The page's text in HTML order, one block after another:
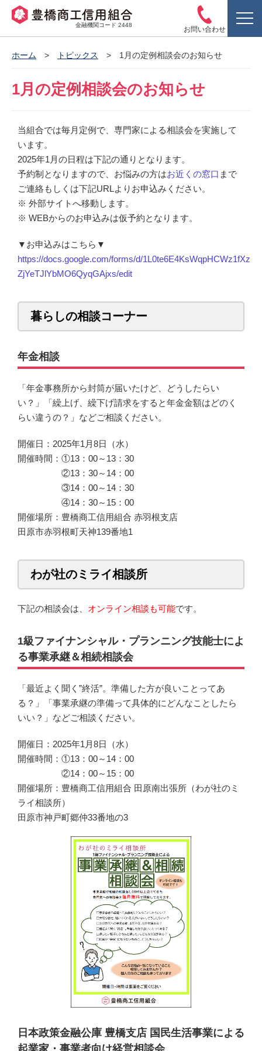
金融機関コード 2448
お問い合わせ
ホーム トピックス 1月の定例相談会のお知らせ
1月の定例相談会のお知らせ
当組合では毎月定例で、専門家による相談会を実施して
います。
2025年1月の日程は下記の通りとなります。
予約制となりますので、お悩みの方はお近くの窓口 まで
ご連絡もしくは下記URLよりお申込みください。
※ 外部サイトへ移動します。
※ WEBからのお申込みは仮予約となります。
▼お申込みはこちら▼
https://docs.google.com/forms/d/
ZjYeTJlYbMO6QyqGAjxs/edit
暮らしの相談コーナー
年金相談
「年金事務所から封筒が届いたけど、どうしたらい
い？」「繰上げ、繰下げ請求をすると年金金額はどのく
らい違うの？」などご相談ください。
開催日：2025年1月8日（水）
開催時間：①13：00～13：30
②13：30～14：00
③14：00～14：30
④14：30～15：00
開催場所：豊橋商工信用組合 赤羽根支店
田原市赤羽根町天神139番地1
わが社のミライ相談所
下記の相談会は、 オンライン相談も可能です。
1級ファイナンシャル・プランニング技能士によ
る事業承継＆相続相談会
「最近よく聞く”終活”。準備した方が良いことってあ
る？」「事業承継の準備って具体的にどんなことしたら
いい？」などご相談ください。
開催日：2025年1月8日（水）
開催時間：①13：00～14：00
②14：00～15：00
開催場所：豊橋商工信用組合 田原南出張所（わが社のミ
ライ相談所）
田原市神戸町郷仲33番地の3
日本政策金融公庫 豊橋支店 国民生活事業による
起業家・事業者向け経営相談会